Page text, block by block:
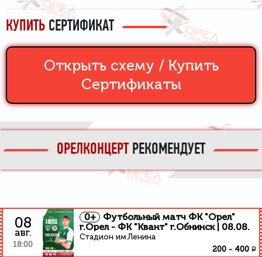
КУПИТЬ СЕРТИФИКАТ
Открыть схему / Купить
Сертификаты
ОРЕЛКОНЦЕРТ РЕКОМЕНДУЕТ
08
авг.
18:00
0+
Футбольный матч ФК "Орел"
г.Орел - ФК "Квант" г.Обнинск | 08.08.
Стадион им.Ленина
200 - 400 ₽